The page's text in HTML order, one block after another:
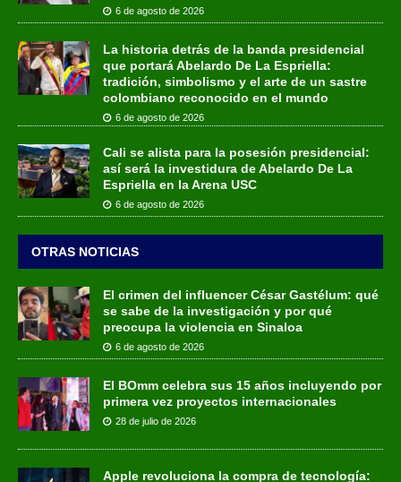
6 de agosto de 2026
La historia detrás de la banda presidencial
que portará Abelardo De La Espriella:
tradición, simbolismo y el arte de un sastre
colombiano reconocido en el mundo
6 de agosto de 2026
Cali se alista para la posesión presidencial:
así será la investidura de Abelardo De La
Espriella en la Arena USC
6 de agosto de 2026
OTRAS NOTICIAS
El crimen del influencer César Gastélum: qué
se sabe de la investigación y por qué
preocupa la violencia en Sinaloa
6 de agosto de 2026
El BOmm celebra sus 15 años incluyendo por
primera vez proyectos internacionales
28 de julio de 2026
Apple revoluciona la compra de tecnología: